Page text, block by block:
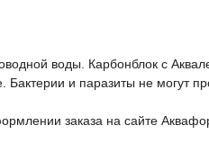
воды. Карбонблок с
Бактерии и паразиты не могут
заказа на сайте